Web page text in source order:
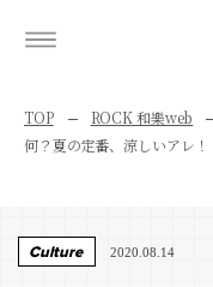
TOP ROCK 和樂web
何？夏の定番、涼しいアレ！
Culture 2020.08.14